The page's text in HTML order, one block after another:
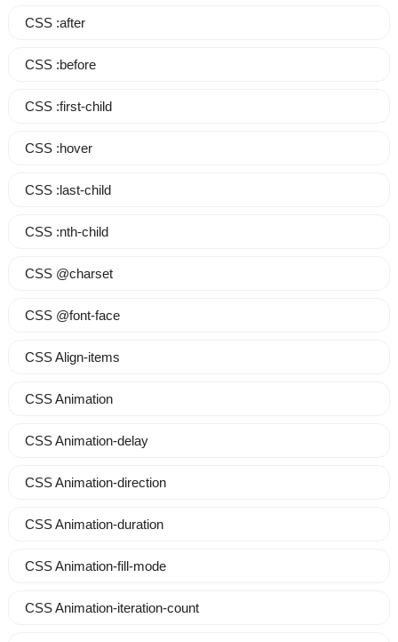
CSS :after
CSS :before
CSS :first-child
CSS :hover
CSS :last-child
CSS :nth-child
CSS @charset
CSS @font-face
CSS Align-items
CSS Animation
CSS Animation-delay
CSS Animation-direction
CSS Animation-duration
CSS Animation-fill-mode
CSS Animation-iteration-count